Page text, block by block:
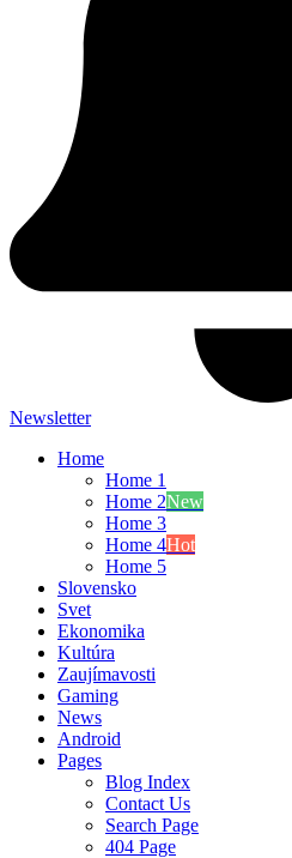
Newsletter
Home
Home 1
Home 2New
Home 3
Home 4Hot
Home 5
Slovensko
Svet
Ekonomika
Kultúra
Zaujímavosti
Gaming
News
Android
Pages
Blog Index
Contact Us
Search Page
404 Page